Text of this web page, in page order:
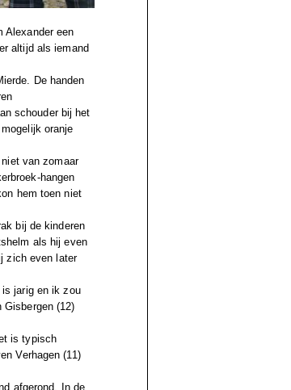
Alexander een
altijd als iemand
De handen
schouder bij het
oranje
van zomaar
hangen
hem toen niet
bij de kinderen
als hij even
zich even later
is jarig en ik zou
Gisbergen (12)
is typisch
Verhagen (11)
afgerond. In de